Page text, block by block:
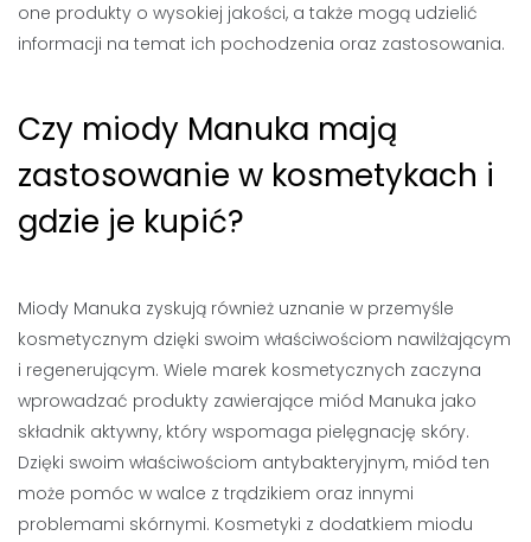
one produkty o wysokiej jakości, a także mogą udzielić
informacji na temat ich pochodzenia oraz zastosowania.
Czy miody Manuka mają
zastosowanie w kosmetykach i
gdzie je kupić?
Miody Manuka zyskują również uznanie w przemyśle
kosmetycznym dzięki swoim właściwościom nawilżającym
i regenerującym. Wiele marek kosmetycznych zaczyna
wprowadzać produkty zawierające miód Manuka jako
składnik aktywny, który wspomaga pielęgnację skóry.
Dzięki swoim właściwościom antybakteryjnym, miód ten
może pomóc w walce z trądzikiem oraz innymi
problemami skórnymi. Kosmetyki z dodatkiem miodu